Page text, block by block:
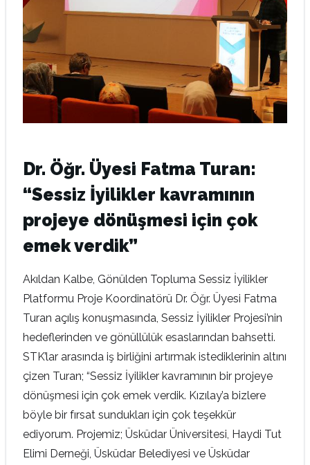
Dr. Öğr. Üyesi Fatma Turan:
“Sessiz İyilikler kavramının
projeye dönüşmesi için çok
emek verdik”
Akıldan Kalbe, Gönülden Topluma Sessiz İyilikler
Platformu Proje Koordinatörü Dr. Öğr. Üyesi Fatma
Turan açılış konuşmasında, Sessiz İyilikler Projesi’nin
hedeflerinden ve gönüllülük esaslarından bahsetti.
STK’lar arasında iş birliğini artırmak istediklerinin altını
çizen Turan; “Sessiz İyilikler kavramının bir projeye
dönüşmesi için çok emek verdik. Kızılay’a bizlere
böyle bir fırsat sundukları için çok teşekkür
ediyorum. Projemiz; Üsküdar Üniversitesi, Haydi Tut
Elimi Derneği, Üsküdar Belediyesi ve Üsküdar